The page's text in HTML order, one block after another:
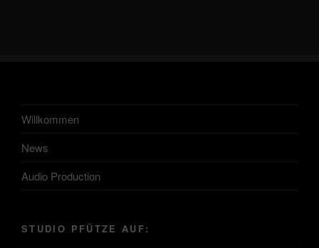
Willkommen
News
Audio Production
STUDIO PFÜTZE AUF: